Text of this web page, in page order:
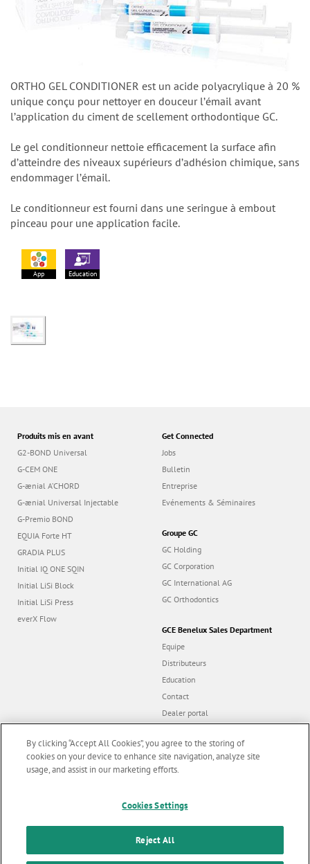
ORTHO GEL CONDITIONER est un acide polyacrylique à 20 %
unique conçu pour nettoyer en douceur lʼémail avant
lʼapplication du ciment de scellement orthodontique GC.
Le gel conditionneur nettoie efficacement la surface afin
dʼatteindre des niveaux supérieurs dʼadhésion chimique, sans
endommager lʼémail.
Le conditionneur est fourni dans une seringue à embout
pinceau pour une application facile.
App Education
Produits mis en avant
G2-BOND Universal
G-CEM ONE
G-ænial A’CHORD
G-ænial Universal Injectable
G-Premio BOND
EQUIA Forte HT
GRADIA PLUS
Initial IQ ONE SQIN
Initial LiSi Block
Initial LiSi Press
everX Flow
Get Connected
Jobs
Bulletin
Entreprise
Evénements & Séminaires
Groupe GC
GC Holding
GC Corporation
GC International AG
GC Orthodontics
GCE Benelux Sales Department
Equipe
Distributeurs
Education
Contact
Dealer portal
Follow us
F
o
Charte de Protection de la Vie Privée
latest news & updates
By clicking “Accept All Cookies”, you agree to the storing of
cookies on your device to enhance site navigation, analyze site
usage, and assist in our marketing efforts.
Cookies Settings
Reject All